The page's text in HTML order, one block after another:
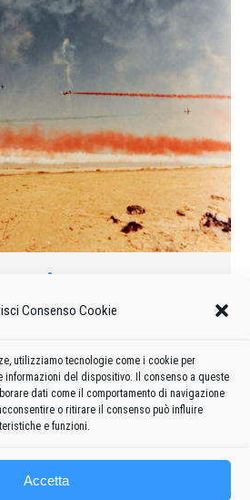
Consenso Cookie
utilizziamo tecnologie come i cookie per
informazioni del dispositivo. Il consenso a queste
dati come il comportamento di navigazione
o ritirare il consenso può influire
e funzioni.
Accetta
Agosto 2021 Lascia un commento
fino al 10 settembre prossimo.
hanno partecipato le «Frecce
militare italiana.